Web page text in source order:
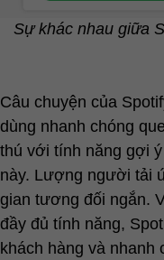
Sự khác nhau giữa
Câu chuyện của
dùng nhanh chóng
thú với tính năng gợi
này. Lượng người tải
gian tương đối ngắn.
đầy đủ tính năng,
khách hàng và